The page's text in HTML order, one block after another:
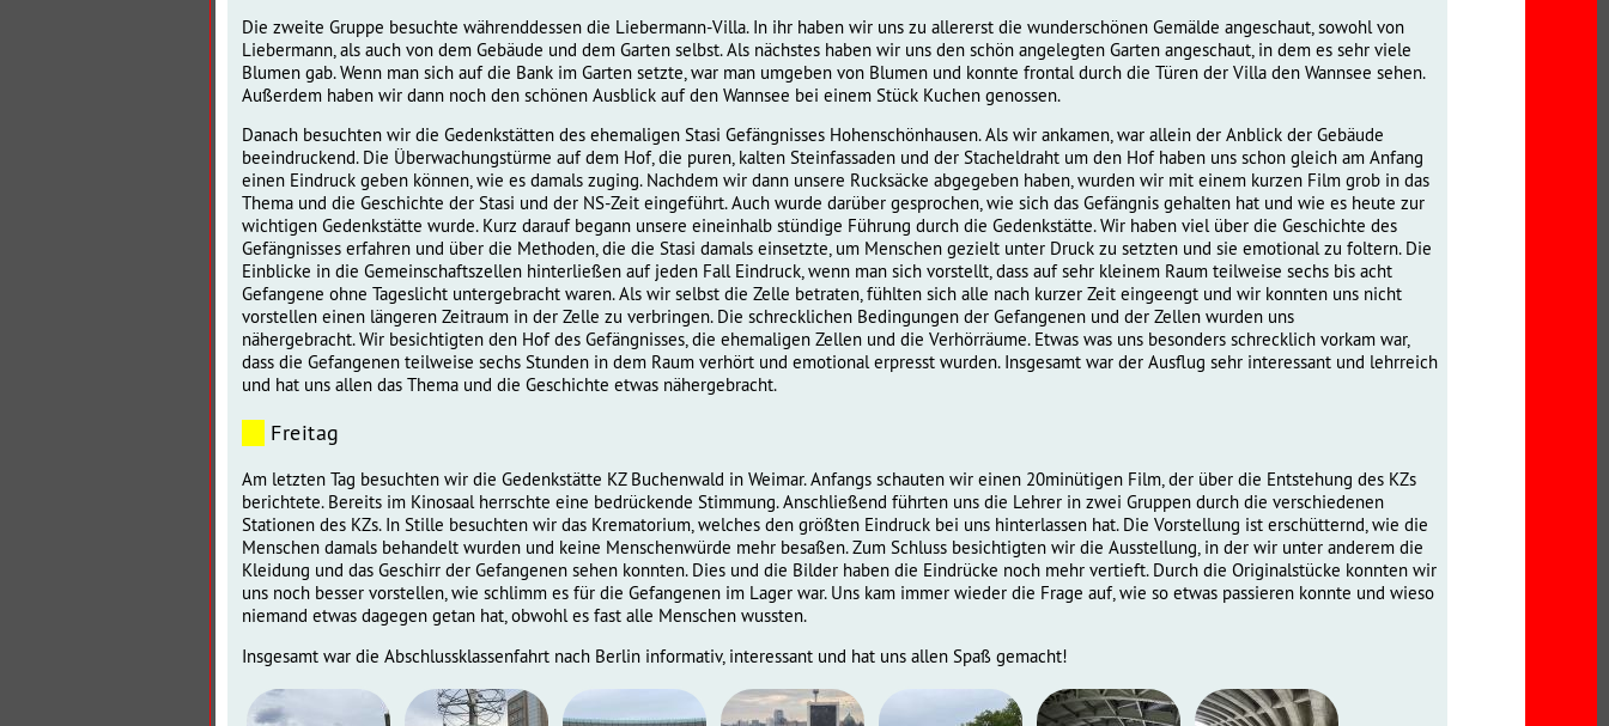
Die zweite Gruppe besuchte währenddessen die Liebermann-Villa. In ihr haben wir uns zu allererst die wunderschönen Gemälde angeschaut, sowohl von
Liebermann, als auch von dem Gebäude und dem Garten selbst. Als nächstes haben wir uns den schön angelegten Garten angeschaut, in dem es sehr viele
Blumen gab. Wenn man sich auf die Bank im Garten setzte, war man umgeben von Blumen und konnte frontal durch die Türen der Villa den Wannsee sehen.
Außerdem haben wir dann noch den schönen Ausblick auf den Wannsee bei einem Stück Kuchen genossen.
Danach besuchten wir die Gedenkstätten des ehemaligen Stasi Gefängnisses Hohenschönhausen. Als wir ankamen, war allein der Anblick der Gebäude
beeindruckend. Die Überwachungstürme auf dem Hof, die puren, kalten Steinfassaden und der Stacheldraht um den Hof haben uns schon gleich am Anfang
einen Eindruck geben können, wie es damals zuging. Nachdem wir dann unsere Rucksäcke abgegeben haben, wurden wir mit einem kurzen Film grob in das
Thema und die Geschichte der Stasi und der NS-Zeit eingeführt. Auch wurde darüber gesprochen, wie sich das Gefängnis gehalten hat und wie es heute zur
wichtigen Gedenkstätte wurde. Kurz darauf begann unsere eineinhalb stündige Führung durch die Gedenkstätte. Wir haben viel über die Geschichte des
Gefängnisses erfahren und über die Methoden, die die Stasi damals einsetzte, um Menschen gezielt unter Druck zu setzten und sie emotional zu foltern. Die
Einblicke in die Gemeinschaftszellen hinterließen auf jeden Fall Eindruck, wenn man sich vorstellt, dass auf sehr kleinem Raum teilweise sechs bis acht
Gefangene ohne Tageslicht untergebracht waren. Als wir selbst die Zelle betraten, fühlten sich alle nach kurzer Zeit eingeengt und wir konnten uns nicht
vorstellen einen längeren Zeitraum in der Zelle zu verbringen. Die schrecklichen Bedingungen der Gefangenen und der Zellen wurden uns
nähergebracht.Wir besichtigten den Hof des Gefängnisses, die ehemaligen Zellen und die Verhörräume. Etwas was uns besonders schrecklich vorkam war,
dass die Gefangenen teilweise sechs Stunden in dem Raum verhört und emotional erpresst wurden. Insgesamt war der Ausflug sehr interessant und lehrreich
und hat uns allen das Thema und die Geschichte etwas nähergebracht.
Freitag
Am letzten Tag besuchten wir die Gedenkstätte KZ Buchenwald in Weimar. Anfangs schauten wir einen 20minütigen Film, der über die Entstehung des KZs
berichtete. Bereits im Kinosaal herrschte eine bedrückende Stimmung. Anschließend führten uns die Lehrer in zwei Gruppen durch die verschiedenen
Stationen des KZs. In Stille besuchten wir das Krematorium, welches den größten Eindruck bei uns hinterlassen hat. Die Vorstellung ist erschütternd, wie die
Menschen damals behandelt wurden und keine Menschenwürde mehr besaßen. Zum Schluss besichtigten wir die Ausstellung, in der wir unter anderem die
Kleidung und das Geschirr der Gefangenen sehen konnten. Dies und die Bilder haben die Eindrücke noch mehr vertieft. Durch die Originalstücke konnten wir
uns noch besser vorstellen, wie schlimm es für die Gefangenen im Lager war. Uns kam immer wieder die Frage auf, wie so etwas passieren konnte und wieso
niemand etwas dagegen getan hat, obwohl es fast alle Menschen wussten.
Insgesamt war die Abschlussklassenfahrt nach Berlin informativ, interessant und hat uns allen Spaß gemacht!